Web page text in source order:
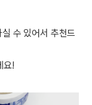
수 있어서 추천드
요!